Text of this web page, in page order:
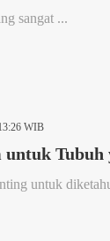
sangat ...
WIB
Tubuh
untuk